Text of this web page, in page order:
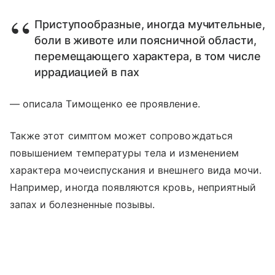
Приступообразные, иногда мучительные,
боли в животе или поясничной области,
перемещающего характера, в том числе
иррадиацией в пах
— описала Тимощенко ее проявление.
Также этот симптом может сопровождаться
повышением температуры тела и изменением
характера мочеиспускания и внешнего вида мочи.
Например, иногда появляются кровь, неприятный
запах и болезненные позывы.